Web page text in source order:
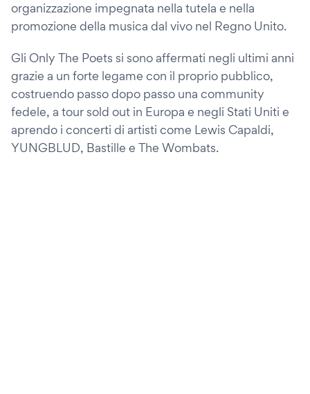
organizzazione impegnata nella tutela e nella
promozione della musica dal vivo nel Regno Unito.
Gli Only The Poets si sono affermati negli ultimi anni
grazie a un forte legame con il proprio pubblico,
costruendo passo dopo passo una community
fedele, a tour sold out in Europa e negli Stati Uniti e
aprendo i concerti di artisti come Lewis Capaldi,
YUNGBLUD, Bastille e The Wombats.